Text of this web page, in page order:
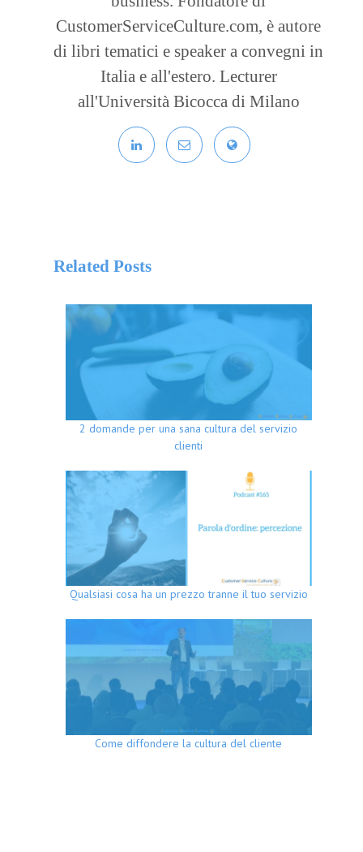
CustomerServiceCulture.com, è autore
di libri tematici e speaker a convegni in
Italia e all'estero. Lecturer
all'Università Bicocca di Milano
Related Posts
2 domande per una sana cultura del servizio
clienti
Qualsiasi cosa ha un prezzo tranne il tuo servizio
Come diffondere la cultura del cliente